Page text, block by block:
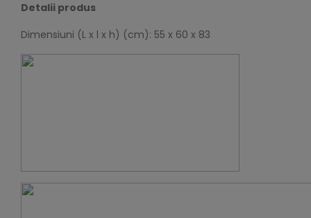
Detalii produs
Dimensiuni (L x l x h) (cm): 55 x 60 x 83